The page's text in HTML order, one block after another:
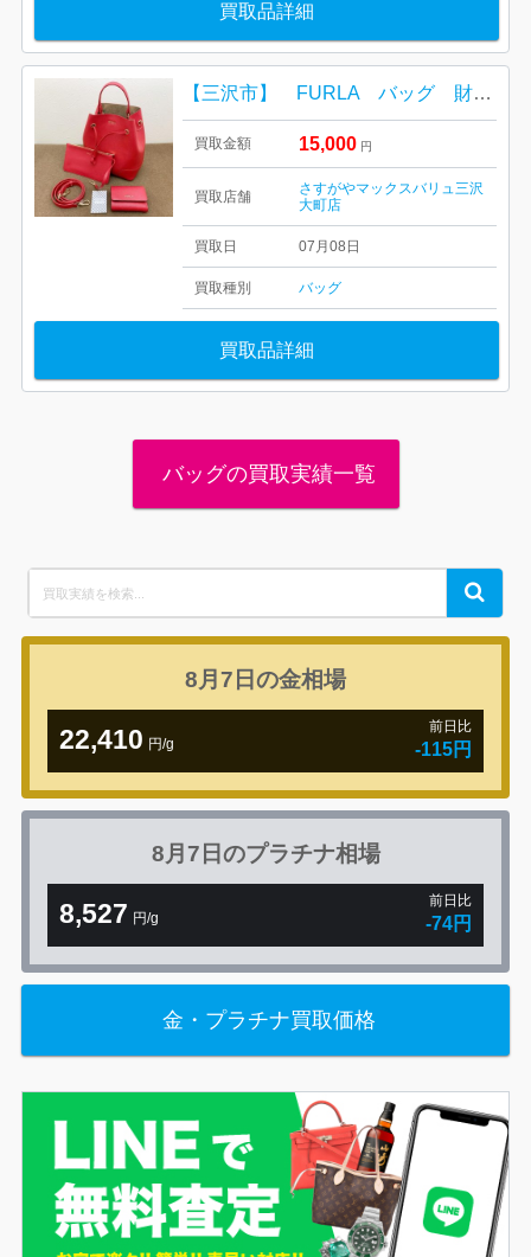
買取品詳細
【三沢市】 FURLA バッグ 財布 をお買取り致しました！
買取金額 15,000 円
買取店舗
さすがやマックスバリュ三沢
大町店
買取日 07月08日
買取種別 バッグ
買取品詳細
バッグの買取実績一覧
for:
Search
8月7日の金相場
22,410 円/g
前日比
-115円
8月7日のプラチナ相場
8,527 円/g
前日比
-74円
金・プラチナ買取価格